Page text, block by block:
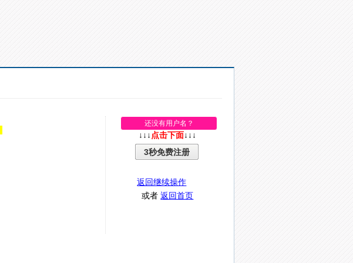
还没有用户名？
↓↓↓ 点击下面 ↓↓↓
3秒免费注册
返回继续操作
或者返回首页